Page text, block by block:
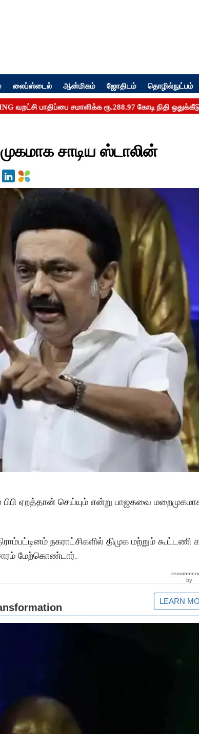
லைப்ஸ்டைல் ஆன்மிகம் ஜோதிடம் தொழில்நுட்பம்
சாடிய ஸ்டாலின்
ஏறத்தான் செய்யும் என்று பாஜகவை
நகராட்சிகளில் திமுக மற்றும் கூட்டணி
மேற்கொண்டார்.